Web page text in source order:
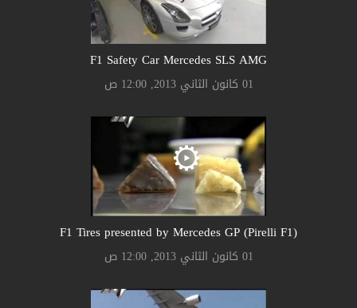
F1 Safety Car Mercedes SLS AMG
01 كانون الثاني 2013, 12:00 ص
F1 Tires presented by Mercedes GP (Pirelli F1)
01 كانون الثاني 2013, 12:00 ص